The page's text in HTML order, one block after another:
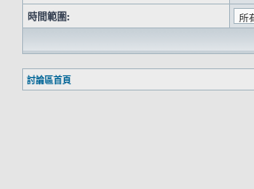
時間範圍:
討論區首頁